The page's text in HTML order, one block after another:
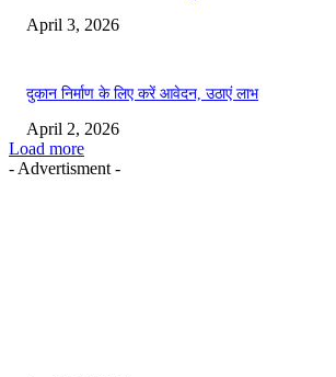
April 3, 2026
दुकान निर्माण के लिए करें आवेदन, उठाएं लाभ
April 2, 2026
Load more
- Advertisment -